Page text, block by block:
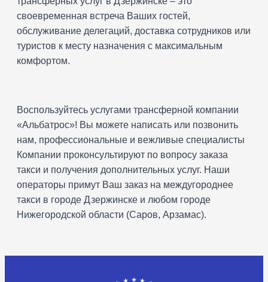
своевременная встреча Ваших гостей,
обслуживание делегаций, доставка сотрудников или
туристов к месту назначения с максимальным
комфортом.
Воспользуйтесь услугами трансферной компании
«Альбатрос»! Вы можете написать или позвонить
нам, профессиональные и вежливые специалисты
Компании проконсультируют по вопросу заказа
такси и получения дополнительных услуг. Наши
операторы примут Ваш заказ на междугороднее
такси в городе Дзержинске и любом городе
Нижегородской области (Саров, Арзамас).